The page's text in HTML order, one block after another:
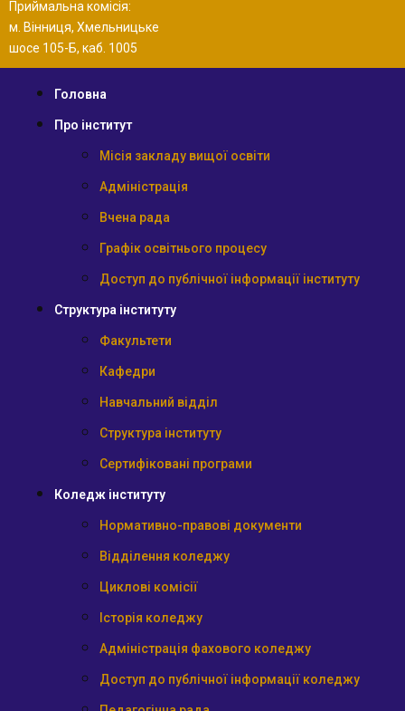
Приймальна комісія:
м. Вінниця, Хмельницьке
шосе 105-Б, каб. 1005
Головна
Про інститут
Місія закладу вищої освіти
Адміністрація
Вчена рада
Графік освітнього процесу
Доступ до публічної інформації інституту
Структура інституту
Факультети
Кафедри
Навчальний відділ
Структура інституту
Сертифіковані програми
Коледж інституту
Нормативно-правові документи
Відділення коледжу
Циклові комісії
Історія коледжу
Адміністрація фахового коледжу
Доступ до публічної інформації коледжу